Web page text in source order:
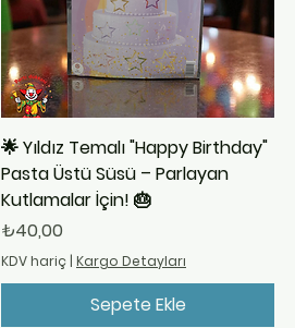
🌟 Yıldız Temalı "Happy Birthday"
Pasta Üstü Süsü – Parlayan
Kutlamalar İçin! 🎂
Fiyat
₺40,00
KDV hariç | Kargo Detayları
Sepete Ekle